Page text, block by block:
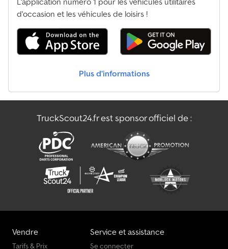
d'occasion et les véhicules de loisirs !
Plus d’informations
TruckScout24.fr est sponsor officiel de :
Vendre
Tarifs & Prix
Service et assistance
Se connecter